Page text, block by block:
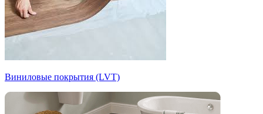
Виниловые покрытия (LVT)